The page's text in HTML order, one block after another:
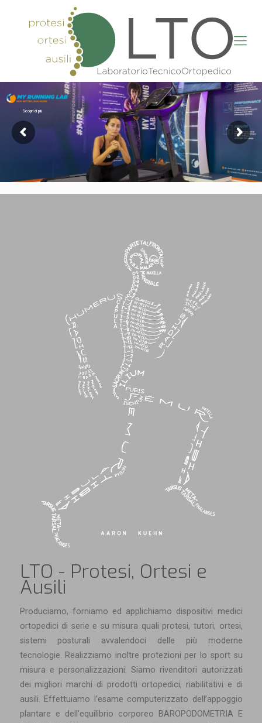
Scopri di più
LTO - Protesi, Ortesi e
Ausili
Produciamo, forniamo ed applichiamo dispositivi medici
ortopedici di serie e su misura quali protesi, tutori, ortesi,
sistemi posturali avvalendoci delle più moderne
tecnologie. Realizziamo inoltre protezioni per lo sport su
misura e personalizzazioni. Siamo rivenditori autorizzati
dei migliori marchi di prodotti ortopedici, riabilitativi e di
ausili. Effettuiamo l’esame computerizzato dell’appoggio
plantare e dell’equilibrio corporeo BAROPODOMETRIA E